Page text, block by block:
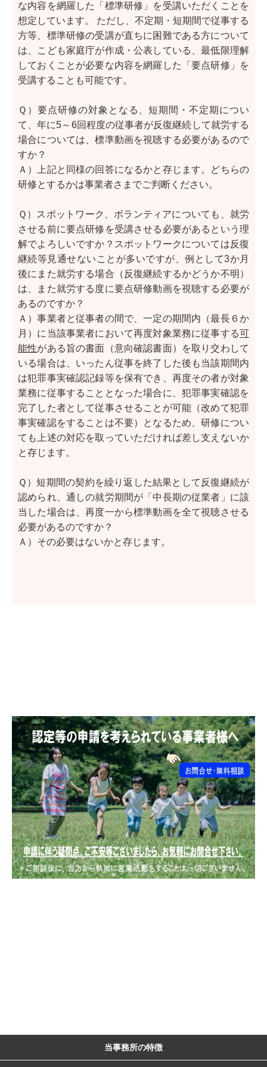
な内容を網羅した「標準研修」を受講いただくことを
想定しています。 ただし、不定期・短期間で従事する
方等、標準研修の受講が直ちに困難である方について
は、こども家庭庁が作成・公表している、最低限理解
しておくことが必要な内容を網羅した「要点研修」を
受講することも可能です。
Ｑ）要点研修の対象となる、短期間・不定期につい
て、年に5～6回程度の従事者が反復継続して就労する
場合については、標準動画を視聴する必要があるので
すか？
Ａ）上記と同様の回答になるかと存じます。どちらの
研修とするかは事業者さまでご判断ください。
Ｑ）スポットワーク、ボランティアについても、就労
させる前に要点研修を受講させる必要があるという理
解でよろしいですか？スポットワークについては反復
継続等見通せないことが多いですが、例として3か月
後にまた就労する場合（反復継続するかどうか不明）
は、また就労する度に要点研修動画を視聴する必要が
あるのですか？
Ａ）事業者と従事者の間で、一定の期間内（最長６か
月）に当該事業者において再度対象業務に従事する可
能性がある旨の書面（意向確認書面）を取り交わして
いる場合は、いったん従事を終了した後も当該期間内
は犯罪事実確認記録等を保有でき、再度その者が対象
業務に従事することとなった場合に、犯罪事実確認を
完了した者として従事させることが可能（改めて犯罪
事実確認をすることは不要）となるため、研修につい
ても上述の対応を取っていただければ差し支えないか
と存じます。
Ｑ）短期間の契約を繰り返した結果として反復継続が
認められ、通しの就労期間が「中長期の従業者」に該
当した場合は、再度一から標準動画を全て視聴させる
必要があるのですか？
Ａ）その必要はないかと存じます。
当事務所の特徴